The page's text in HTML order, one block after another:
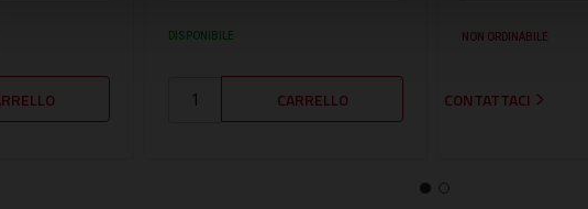
DISPONIBILE NON ORDINABILE
CONTATTACI